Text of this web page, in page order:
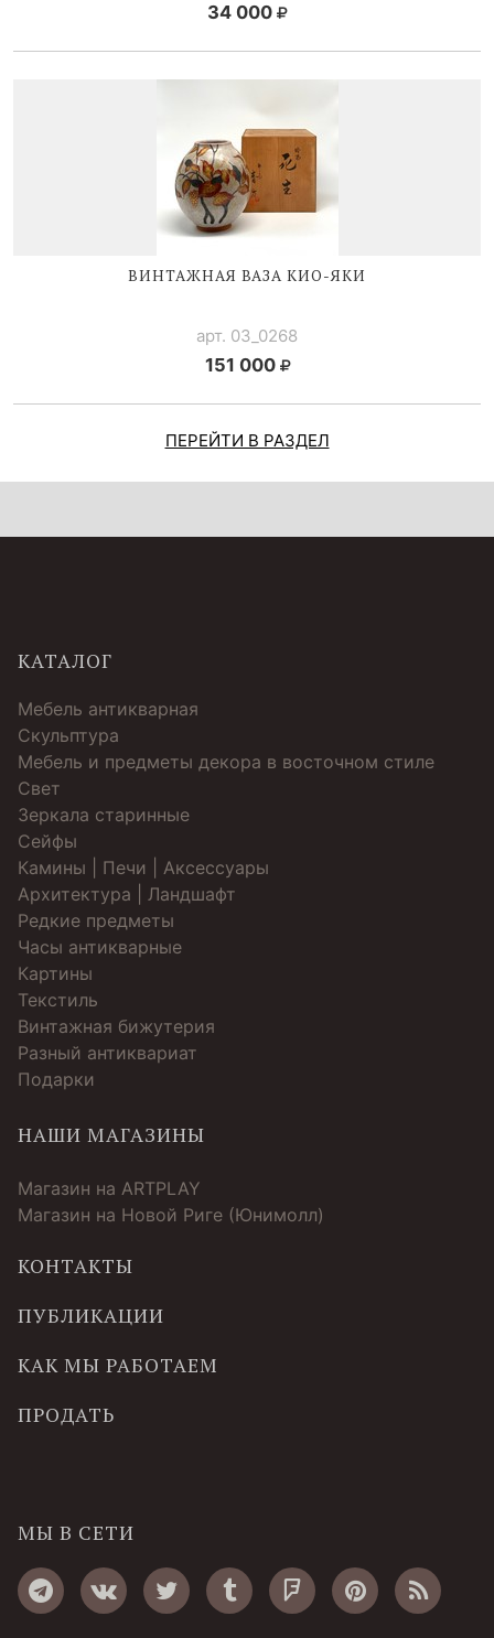
34 000
ВИНТАЖНАЯ ВАЗАКИО-ЯКИ
арт. 03_0268
151 000
ПЕРЕЙТИ В РАЗДЕЛ
КАТАЛОГ
Мебель антикварная
Скульптура
Мебель и предметы декора в восточном стиле
Свет
Зеркала старинные
Cейфы
Камины | Печи | Аксессуары
Архитектура | Ландшафт
Редкие предметы
Часы антикварные
Картины
Текстиль
Винтажная бижутерия
Разный антиквариат
Подарки
НАШИ МАГАЗИНЫ
Магазин на ARTPLAY
Магазин на Новой Риге (Юнимолл)
КОНТАКТЫ
ПУБЛИКАЦИИ
КАК МЫ РАБОТАЕМ
ПРОДАТЬ
МЫ В СЕТИ